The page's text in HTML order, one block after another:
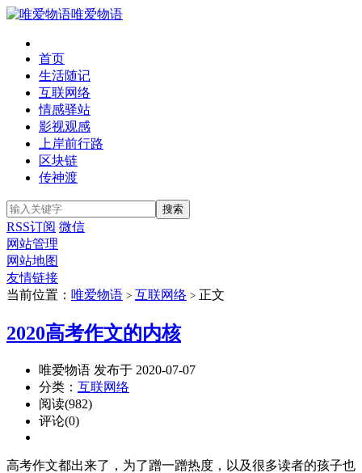
唯爱物语
首页
生活随记
互联网络
情感驿站
影视观感
上岸前行路
区块链
传神渡
RSS订阅 微信
网站管理
网站地图
友情链接
当前位置： 唯爱物语 > 互联网络 > 正文
2020高考作文的内核
唯爱物语 发布于 2020-07-07
分类： 互联网络
阅读(982)
评论(0)
高考作文都出来了，为了蹭一蹭热度，以及很多读者的孩子也